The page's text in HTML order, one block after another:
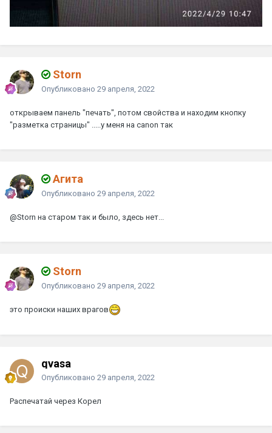
Storn
Опубликовано 29 апреля, 2022
открываем панель "печать", потом свойства и находим кнопку
"разметка страницы" .....у меня на canon так
Агита
Опубликовано 29 апреля, 2022
@Storn на старом так и было, здесь нет...
Storn
Опубликовано 29 апреля, 2022
это происки наших врагов
qvasa
Опубликовано 29 апреля, 2022
Распечатай через Корел